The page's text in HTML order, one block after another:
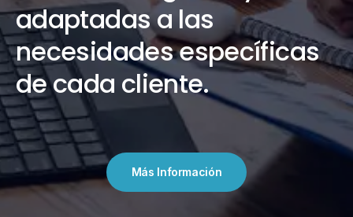
adaptadas a las
necesidades específicas
de cada cliente.
Más Información